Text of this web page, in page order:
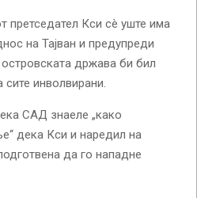
претседател Кси сè уште има
на Тајван и предупреди
држава би бил
сите инволвирани.
САД знаеле „како
дека Кси и наредил на
да го нападне